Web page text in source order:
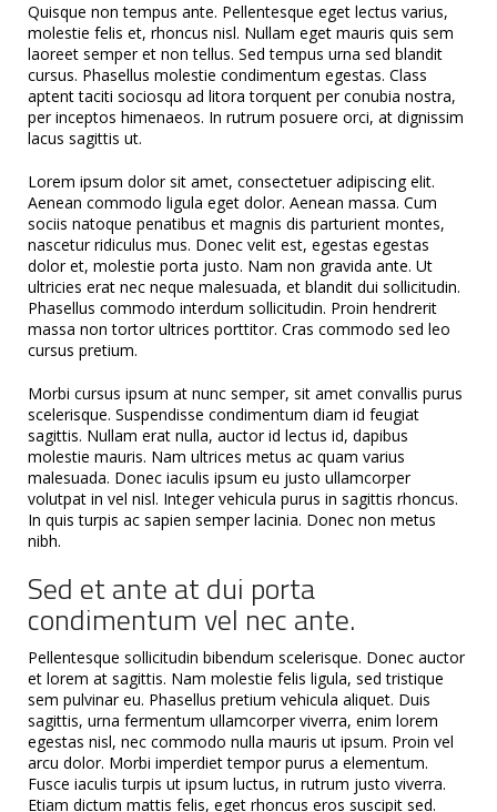
Quisque non tempus ante. Pellentesque eget lectus varius,
molestie felis et, rhoncus nisl. Nullam eget mauris quis sem
laoreet semper et non tellus. Sed tempus urna sed blandit
cursus. Phasellus molestie condimentum egestas. Class
aptent taciti sociosqu ad litora torquent per conubia nostra,
per inceptos himenaeos. In rutrum posuere orci, at dignissim
lacus sagittis ut.
Lorem ipsum dolor sit amet, consectetuer adipiscing elit.
Aenean commodo ligula eget dolor. Aenean massa. Cum
sociis natoque penatibus et magnis dis parturient montes,
nascetur ridiculus mus. Donec velit est, egestas egestas
dolor et, molestie porta justo. Nam non gravida ante. Ut
ultricies erat nec neque malesuada, et blandit dui sollicitudin.
Phasellus commodo interdum sollicitudin. Proin hendrerit
massa non tortor ultrices porttitor. Cras commodo sed leo
cursus pretium.
Morbi cursus ipsum at nunc semper, sit amet convallis purus
scelerisque. Suspendisse condimentum diam id feugiat
sagittis. Nullam erat nulla, auctor id lectus id, dapibus
molestie mauris. Nam ultrices metus ac quam varius
malesuada. Donec iaculis ipsum eu justo ullamcorper
volutpat in vel nisl. Integer vehicula purus in sagittis rhoncus.
In quis turpis ac sapien semper lacinia. Donec non metus
nibh.
Sed et ante at dui porta
condimentum vel nec ante.
Pellentesque sollicitudin bibendum scelerisque. Donec auctor
et lorem at sagittis. Nam molestie felis ligula, sed tristique
sem pulvinar eu. Phasellus pretium vehicula aliquet. Duis
sagittis, urna fermentum ullamcorper viverra, enim lorem
egestas nisl, nec commodo nulla mauris ut ipsum. Proin vel
arcu dolor. Morbi imperdiet tempor purus a elementum.
Fusce iaculis turpis ut ipsum luctus, in rutrum justo viverra.
Etiam dictum mattis felis, eget rhoncus eros suscipit sed.